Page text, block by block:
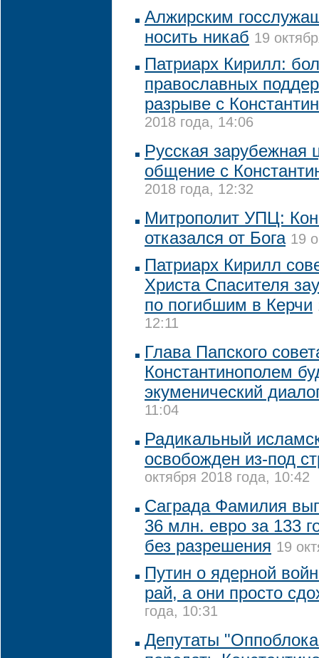
Алжирским
носить никаб 19
Патриарх Кирилл:
православных
разрыве с
2018 года, 14:06
Русская зарубежная
общение с
2018 года, 12:32
Митрополит УПЦ:
отказался от Бога 19
Патриарх Кирилл
Христа Спасителя
по погибшим в Керчи
12:11
Глава Папского
Константинополем
экуменический
11:04
Радикальный
освобожден из-под
октября 2018 года, 10:42
Саграда Фамилия
36 млн. евро за 133
без разрешения 19
Путин о ядерной
рай, а они просто
года, 10:31
Депутаты